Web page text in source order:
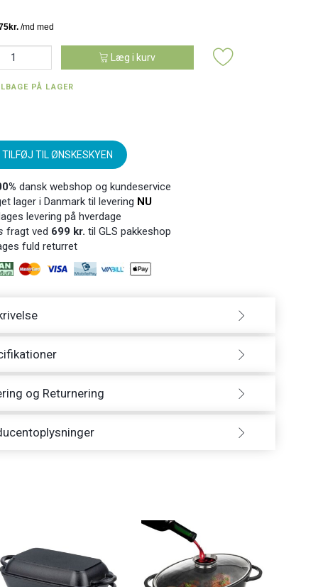
Læg i kurv
PÅ LAGER
TILFØJ TIL ØNSKESKYEN
dansk webshop og kundeservice
lager i Danmark til levering NU
levering på hverdage
fragt ved 699 kr. til GLS pakkeshop
fuld returret
og Returnering